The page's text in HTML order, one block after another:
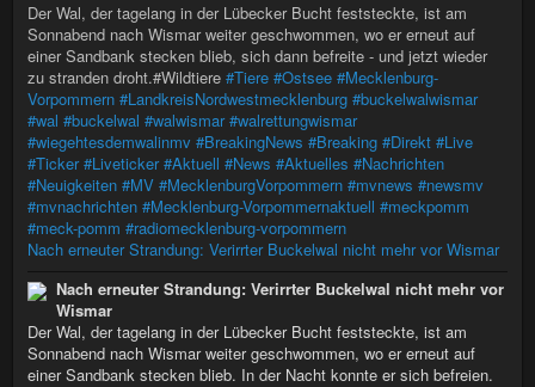
Der Wal, der tagelang in der Lübecker Bucht feststeckte, ist am
Sonnabend nach Wismar weiter geschwommen, wo er erneut auf
einer Sandbank stecken blieb, sich dann befreite - und jetzt wieder
zu stranden droht.#Wildtiere #Tiere #Ostsee #Mecklenburg-
Vorpommern #LandkreisNordwestmecklenburg #buckelwalwismar
#wal #buckelwal #walwismar #walrettungwismar
#wiegehtesdemwalinmv #BreakingNews #Breaking #Direkt #Live
#Ticker #Liveticker #Aktuell #News #Aktuelles #Nachrichten
#Neuigkeiten #MV #MecklenburgVorpommern #mvnews #newsmv
#mvnachrichten #Mecklenburg-Vorpommernaktuell #meckpomm
#meck-pomm #radiomecklenburg-vorpommern
Nach erneuter Strandung: Verirrter Buckelwal nicht mehr vor Wismar
Nach erneuter Strandung: Verirrter Buckelwal nicht mehr vor
Wismar
Der Wal, der tagelang in der Lübecker Bucht feststeckte, ist am
Sonnabend nach Wismar weiter geschwommen, wo er erneut auf
einer Sandbank stecken blieb. In der Nacht konnte er sich befreien.